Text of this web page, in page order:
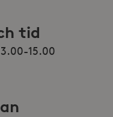
tid
15.00